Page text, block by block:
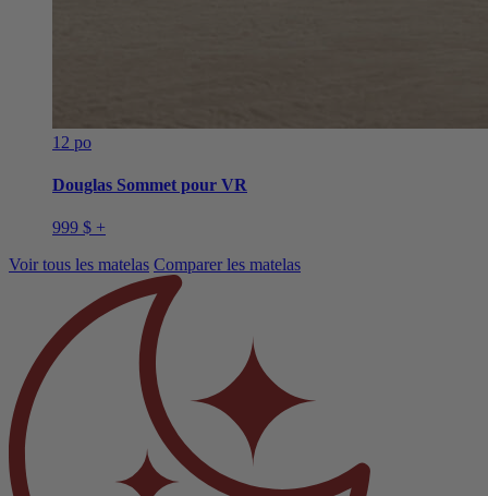
12 po
Douglas Sommet pour VR
999 $ +
Voir tous les matelas Comparer les matelas